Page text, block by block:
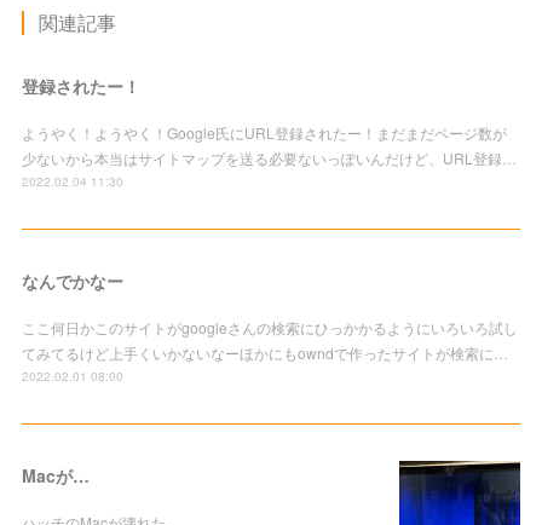
関連記事
登録されたー！
ようやく！ようやく！Google氏にURL登録されたー！まだまだページ数が
少ないから本当はサイトマップを送る必要ないっぽいんだけど、URL登録…
2022.02.04 11:30
なんでかなー
ここ何日かこのサイトがgoogleさんの検索にひっかかるようにいろいろ試し
てみてるけど上手くいかないなーほかにもowndで作ったサイトが検索に…
2022.02.01 08:00
Macが…